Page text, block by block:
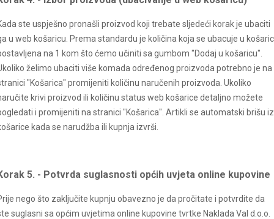
ste uspješno pronašli proizvod koji trebate sljedeći korak je ubaciti
u web košaricu. Prema standardu je količina koja se ubacuje u
na 1 kom što ćemo učiniti sa gumbom "Dodaj u košaricu".
želimo ubaciti više komada određenog proizvoda potrebno je na
"Košarica" promijeniti količinu naručenih proizvoda. Ukoliko
krivi proizvod ili količinu status web košarice detaljno možete
i promijeniti na stranici "Košarica". Artikli se automatski brišu iz
kada se narudžba ili kupnja izvrši.
5. - Potvrda suglasnosti općih uvjeta online kupovine
nego što zaključite kupnju obavezno je da pročitate i potvrdite da
suglasni sa općim uvjetima online kupovine tvrtke Naklada Val d.o.o.